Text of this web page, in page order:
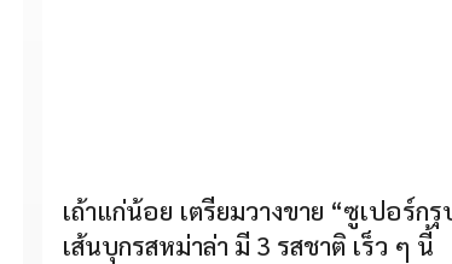
เถ้าแก่น้อย เตรียมวางขาย “ซูเปอร์กรุ
เส้นบุกรสหม่าล่า มี 3 รสชาติ เร็ว ๆ นี้